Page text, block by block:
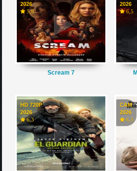
2026
5,9
Scream 7
2026
6,5
HD 720P
2026
6,3
CAM
2026
6,3